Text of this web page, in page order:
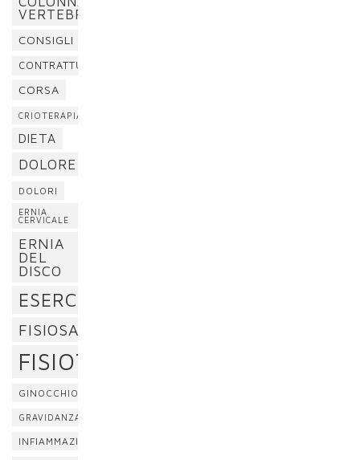
VERTEBRALE
CONSIGLI
CONTRATTURA
CORSA
CRIOTERAPIA
DIETA
DOLORE
DOLORI
ERNIA
CERVICALE
ERNIA
DEL
DISCO
ESERCIZI
FISIOSAN
FISIOTERAPIA
GINOCCHIO
GRAVIDANZA
INFIAMMAZIONE